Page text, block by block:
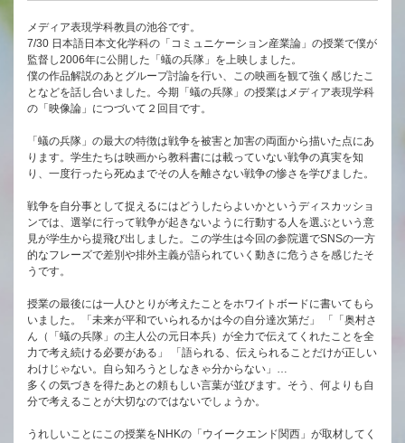
ク
メディア表現学科教員の池谷です。
7/30 日本語日本文化学科の「コミュニケーション産業論」の授業で僕が
監督し2006年に公開した「蟻の兵隊」を上映しました。
僕の作品解説のあとグループ討論を行い、この映画を観て強く感じたこ
となどを話し合いました。今期「蟻の兵隊」の授業はメディア表現学科
の「映像論」につづいて２回目です。
「蟻の兵隊」の最大の特徴は戦争を被害と加害の両面から描いた点にあ
ります。学生たちは映画から教科書には載っていない戦争の真実を知
り、一度行ったら死ぬまでその人を離さない戦争の惨さを学びました。
戦争を自分事として捉えるにはどうしたらよいかというディスカッショ
ンでは、選挙に行って戦争が起きないように行動する人を選ぶという意
見が学生から提飛び出しました。この学生は今回の参院選でSNSの一方
的なフレーズで差別や排外主義が語られていく動きに危うさを感じたそ
うです。
授業の最後には一人ひとりが考えたことをホワイトボードに書いてもら
いました。「未来が平和でいられるかは今の自分達次第だ」 「「奥村さ
ん（「蟻の兵隊」の主人公の元日本兵）が全力で伝えてくれたことを全
力で考え続ける必要がある」 「語られる、伝えられることだけが正しい
わけじゃない。自ら知ろうとしなきゃ分からない」…
多くの気づきを得たあとの頼もしい言葉が並びます。そう、何よりも自
分で考えることが大切なのではないでしょうか。
うれしいことにこの授業をNHKの「ウイークエンド関西」が取材してく